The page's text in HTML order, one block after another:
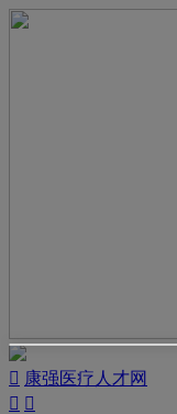
 康强医疗人才网
 